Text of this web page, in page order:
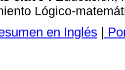
Lógico-
en Inglés |